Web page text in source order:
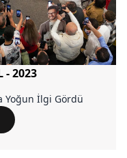
- 2023
Yoğun İlgi Gördü